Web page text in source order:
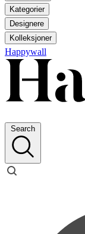
Kategorier
Designere
Kolleksjoner
Happywall
Search